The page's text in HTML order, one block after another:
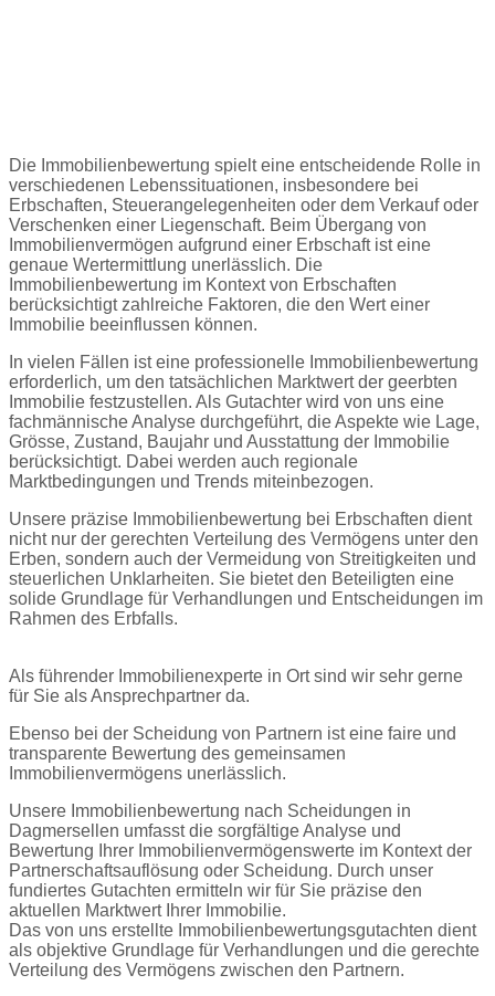
Die Immobilienbewertung spielt eine entscheidende Rolle in
verschiedenen Lebenssituationen, insbesondere bei
Erbschaften, Steuerangelegenheiten oder dem Verkauf oder
Verschenken einer Liegenschaft. Beim Übergang von
Immobilienvermögen aufgrund einer Erbschaft ist eine
genaue Wertermittlung unerlässlich. Die
Immobilienbewertung im Kontext von Erbschaften
berücksichtigt zahlreiche Faktoren, die den Wert einer
Immobilie beeinflussen können.
In vielen Fällen ist eine professionelle Immobilienbewertung
erforderlich, um den tatsächlichen Marktwert der geerbten
Immobilie festzustellen. Als Gutachter wird von uns eine
fachmännische Analyse durchgeführt, die Aspekte wie Lage,
Grösse, Zustand, Baujahr und Ausstattung der Immobilie
berücksichtigt. Dabei werden auch regionale
Marktbedingungen und Trends miteinbezogen.
Unsere präzise Immobilienbewertung bei Erbschaften dient
nicht nur der gerechten Verteilung des Vermögens unter den
Erben, sondern auch der Vermeidung von Streitigkeiten und
steuerlichen Unklarheiten. Sie bietet den Beteiligten eine
solide Grundlage für Verhandlungen und Entscheidungen im
Rahmen des Erbfalls.
Als führender Immobilienexperte in Ort sind wir sehr gerne
für Sie als Ansprechpartner da.
Ebenso bei der Scheidung von Partnern ist eine faire und
transparente Bewertung des gemeinsamen
Immobilienvermögens unerlässlich.
Unsere Immobilienbewertung nach Scheidungen in
Dagmersellen umfasst die sorgfältige Analyse und
Bewertung Ihrer Immobilienvermögenswerte im Kontext der
Partnerschaftsauflösung oder Scheidung. Durch unser
fundiertes Gutachten ermitteln wir für Sie präzise den
aktuellen Marktwert Ihrer Immobilie.
Das von uns erstellte Immobilienbewertungsgutachten dient
als objektive Grundlage für Verhandlungen und die gerechte
Verteilung des Vermögens zwischen den Partnern.